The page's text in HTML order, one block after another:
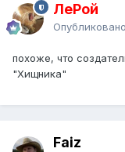
ЛеРой
Опубликовано
похоже, что
"Хищника"
Faiz